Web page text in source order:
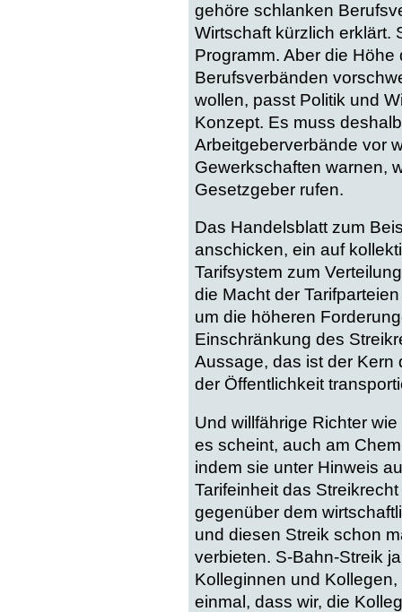
gehöre schlanken
Wirtschaft kürzlich erklärt.
Programm. Aber die
Berufsverbänden
wollen, passt Politik und
Konzept. Es muss
Arbeitgeberverbände vor
Gewerkschaften warnen,
Gesetzgeber rufen.
Das Handelsblatt zum
anschicken, ein auf
Tarifsystem zum
die Macht der
um die höheren
Einschränkung des
Aussage, das ist der Kern
der Öffentlichkeit
Und willfährige Richter
es scheint, auch am
indem sie unter Hinweis
Tarifeinheit das
gegenüber dem
und diesen Streik schon
verbieten. S-Bahn-Streik
Kolleginnen und
einmal, dass wir, die